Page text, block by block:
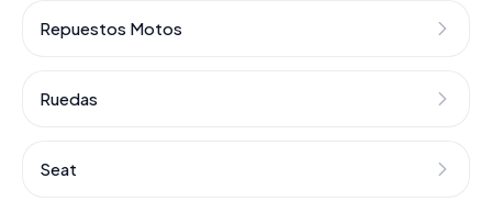
Repuestos Motos
Ruedas
Seat